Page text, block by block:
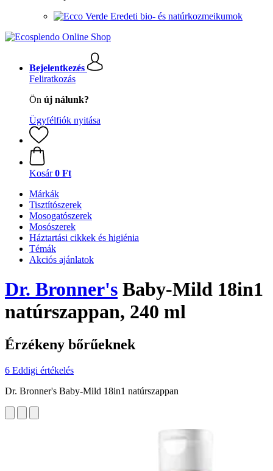
Eredeti bio- és natúrkozmeikumok
Bejelentkezés
Feliratkozás
Ön új nálunk?
Ügyfélfiók nyitása
Kosár 0 Ft
Márkák
Tisztítószerek
Mosogatószerek
Mosószerek
Háztartási cikkek és higiénia
Témák
Akciós ajánlatok
Dr. Bronner's Baby-Mild 18in1
natúrszappan, 240 ml
Érzékeny bőrűeknek
6 Eddigi értékelés
Dr. Bronner's Baby-Mild 18in1 natúrszappan